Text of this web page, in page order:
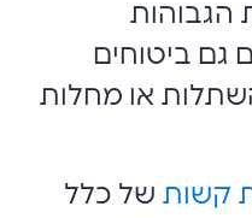
הגבוהות
גם ביטוחים
או מחלות
קשות של כלל